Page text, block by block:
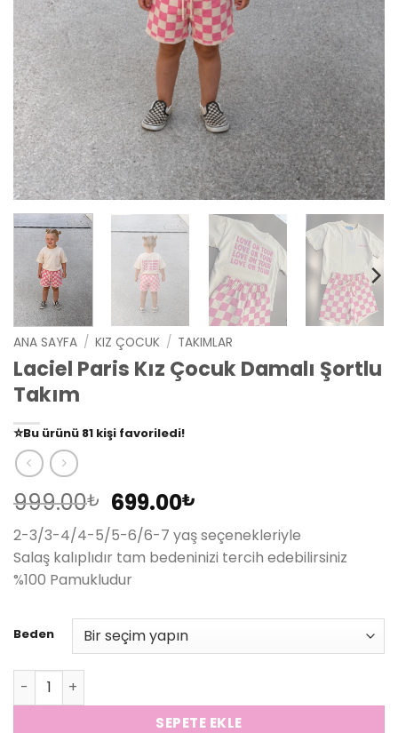
ANA SAYFA / KIZ ÇOCUK / TAKIMLAR
Laciel Paris Kız Çocuk Damalı Şortlu
Takım
⭐️Bu ürünü 81 kişi favoriledi!
🛒39 kişisepetine ekledi!
✅ Bugün 14 adet
999.00₺ Orijinal
fiyat:
999.00₺.
699.00₺
andaki
fiyat:
699.00₺.
2-3/3-4/4-5/5-6/6-7 yaş seçenekleriyle
Salaş kalıplıdır tam bedeninizi tercih edebilirsiniz
%100 Pamukludur
Beden
Laciel Paris Kız Çocuk Damalı Şortlu Takım adet
SEPETE EKLE